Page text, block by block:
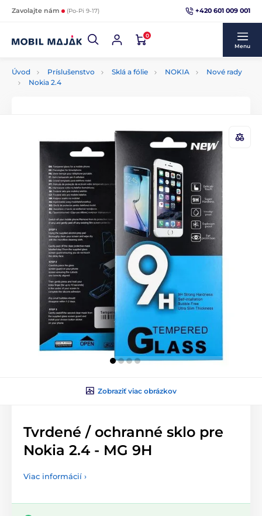
Zavolajte nám (Po-Pi 9-17) +420 601 009 001
0
Menu
Úvod Príslušenstvo Sklá a fólie NOKIA
Nové rady
Nokia 2.4
Zobraziť viac obrázkov
Tvrdené / ochranné sklo pre
Nokia 2.4 - MG 9H
Viac informácií ›